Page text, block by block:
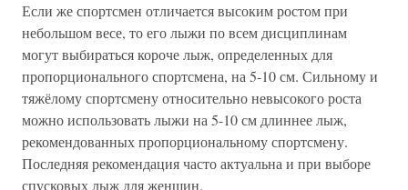
Если же спортсмен отличается высоким ростом при
небольшом весе, то его лыжи по всем дисциплинам
могут выбираться короче лыж, определенных для
пропорционального спортсмена, на 5-10 см. Сильному и
тяжёлому спортсмену относительно невысокого роста
можно использовать лыжи на 5-10 см длиннее лыж,
рекомендованных пропорциональному спортсмену.
Последняя рекомендация часто актуальна и при выборе
спусковых лыж для женщин.